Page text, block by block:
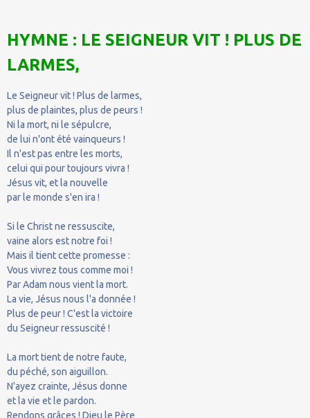
HYMNE : LE SEIGNEUR VIT ! PLUS DE
LARMES,
Le Seigneur vit ! Plus de larmes,
plus de plaintes, plus de peurs !
Ni la mort, ni le sépulcre,
de lui n'ont été vainqueurs !
Il n'est pas entre les morts,
celui qui pour toujours vivra !
Jésus vit, et la nouvelle
par le monde s'en ira !
Si le Christ ne ressuscite,
vaine alors est notre foi !
Mais il tient cette promesse :
Vous vivrez tous comme moi !
Par Adam nous vient la mort.
La vie, Jésus nous l'a donnée !
Plus de peur ! C'est la victoire
du Seigneur ressuscité !
La mort tient de notre faute,
du péché, son aiguillon.
N'ayez crainte, Jésus donne
et la vie et le pardon.
Rendons grâces ! Dieu le Père